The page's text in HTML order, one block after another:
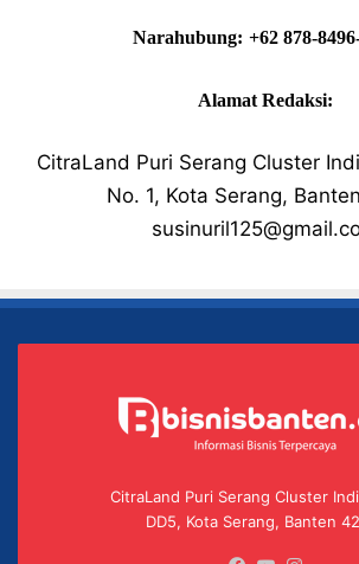
Narahubung: +62 878-
Alamat Redaksi:
CitraLand Puri Serang Cluster
No. 1, Kota Serang,
CitraLand Puri Serang Cluster
DD5, Kota Serang, Banten